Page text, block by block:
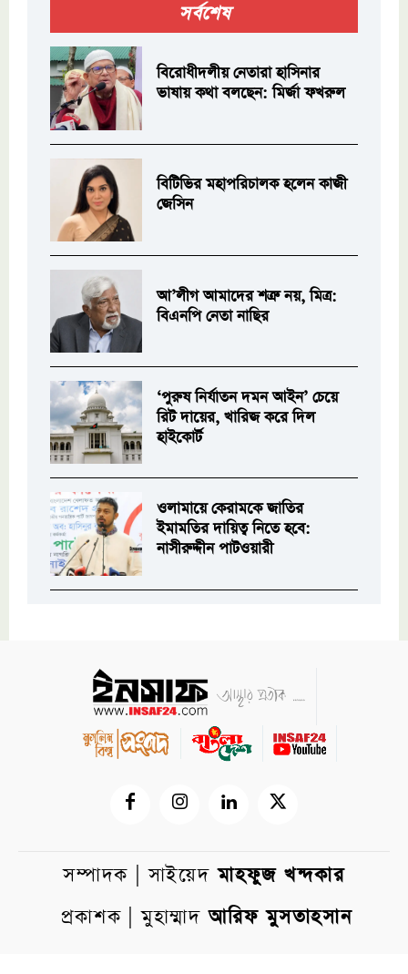
সর্বশেষ
বিরোধীদলীয় নেতারা হাসিনার
ভাষায় কথা বলছেন: মির্জা ফখরুল
বিটিভির মহাপরিচালক হলেন কাজী
জেসিন
আ’লীগ আমাদের শত্রু নয়, মিত্র:
বিএনপি নেতা নাছির
‘পুরুষ নির্যাতন দমন আইন’ চেয়ে
রিট দায়ের, খারিজ করে দিল
হাইকোর্ট
ওলামায়ে কেরামকে জাতির
ইমামতির দায়িত্ব নিতে হবে:
নাসীরুদ্দীন পাটওয়ারী
সম্পাদক | সাইয়েদমাহফুজ খন্দকার
প্রকাশক | মুহাম্মাদআরিফ মুসতাহসান